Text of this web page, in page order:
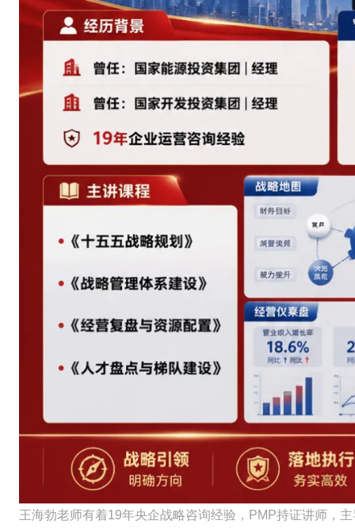
王海勃老师有着19年央企战略咨询经验，PMP持证讲师，